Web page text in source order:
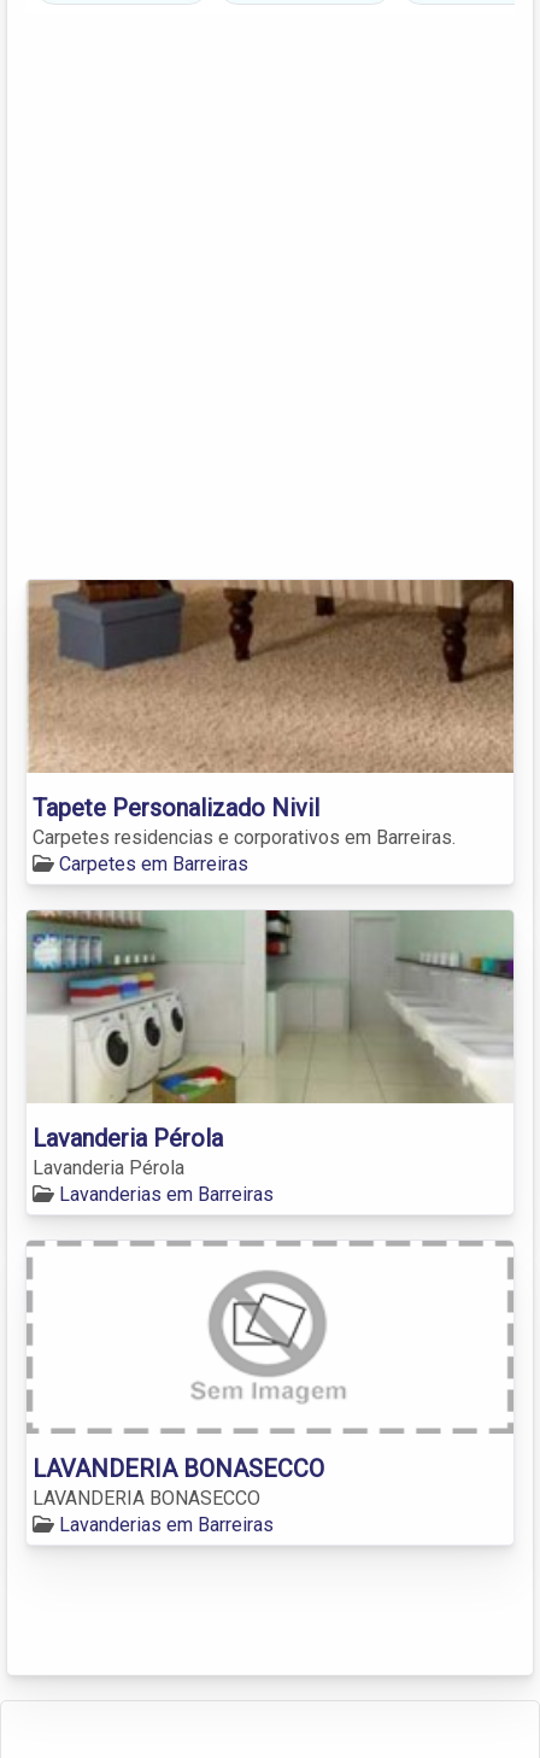
Tapete Personalizado Nivil
Carpetes residencias e corporativos em Barreiras.
Carpetes em Barreiras
Lavanderia Pérola
Lavanderia Pérola
Lavanderias em Barreiras
LAVANDERIA BONASECCO
LAVANDERIA BONASECCO
Lavanderias em Barreiras